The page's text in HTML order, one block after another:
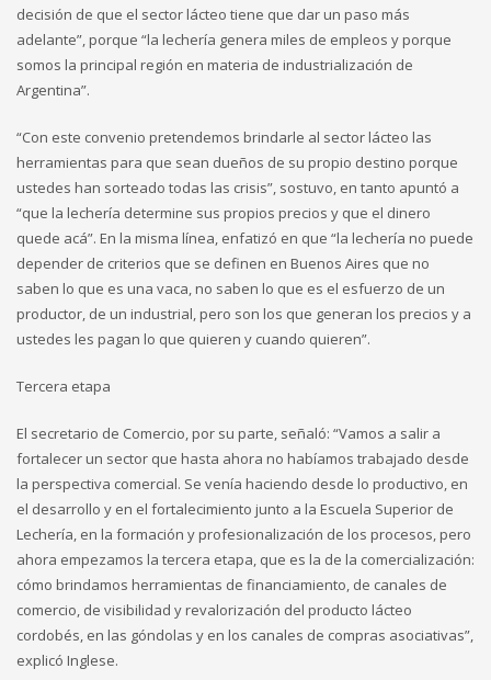
decisión de que el sector lácteo tiene que dar un paso más
adelante”, porque “la lechería genera miles de empleos y porque
somos la principal región en materia de industrialización de
Argentina”.
“Con este convenio pretendemos brindarle al sector lácteo las
herramientas para que sean dueños de su propio destino porque
ustedes han sorteado todas las crisis”, sostuvo, en tanto apuntó a
“que la lechería determine sus propios precios y que el dinero
quede acá”. En la misma línea, enfatizó en que “la lechería no puede
depender de criterios que se definen en Buenos Aires que no
saben lo que es una vaca, no saben lo que es el esfuerzo de un
productor, de un industrial, pero son los que generan los precios y a
ustedes les pagan lo que quieren y cuando quieren”.
Tercera etapa
El secretario de Comercio, por su parte, señaló: “Vamos a salir a
fortalecer un sector que hasta ahora no habíamos trabajado desde
la perspectiva comercial. Se venía haciendo desde lo productivo, en
el desarrollo y en el fortalecimiento junto a la Escuela Superior de
Lechería, en la formación y profesionalización de los procesos, pero
ahora empezamos la tercera etapa, que es la de la comercialización:
cómo brindamos herramientas de financiamiento, de canales de
comercio, de visibilidad y revalorización del producto lácteo
cordobés, en las góndolas y en los canales de compras asociativas”,
explicó Inglese.